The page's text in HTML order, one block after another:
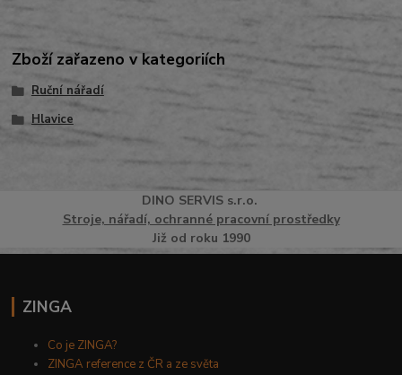
Zboží zařazeno v kategoriích
Ruční nářadí
Hlavice
DINO SERVISs.r.o.
Stroje, nářadí, ochranné pracovní prostředky
Již od roku 1990
ZINGA
Co je ZINGA?
ZINGA reference z ČR a ze světa